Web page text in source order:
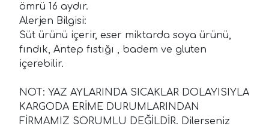
ömrü 16 aydır.
Alerjen Bilgisi:
Süt ürünü içerir, eser miktarda soya ürünü,
fındık, Antep fıstığı , badem ve gluten
içerebilir.
NOT: YAZ AYLARINDA SICAKLAR DOLAYISIYLA
KARGODA ERİME DURUMLARINDAN
FİRMAMIZ SORUMLU DEĞİLDİR. Dilerseniz